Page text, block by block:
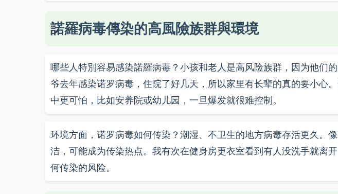
諾羅病毒傳染的高風險族群與環境
哪些人特別容易感染諾羅病毒？小孩和老人是高风险族群，因为他们
爷去年感染诺罗病毒，住院了好几天，所以家里有长辈的真的要小心
中更可怕，比如安养院或幼儿园，一旦爆发就很难控制。
环境方面，诺罗病毒如何传染？潮湿、不卫生的地方病毒存活更久。
洁，可能成为传染热点。我有次在健身房更衣室看到有人没洗手就离
何传染的风险。